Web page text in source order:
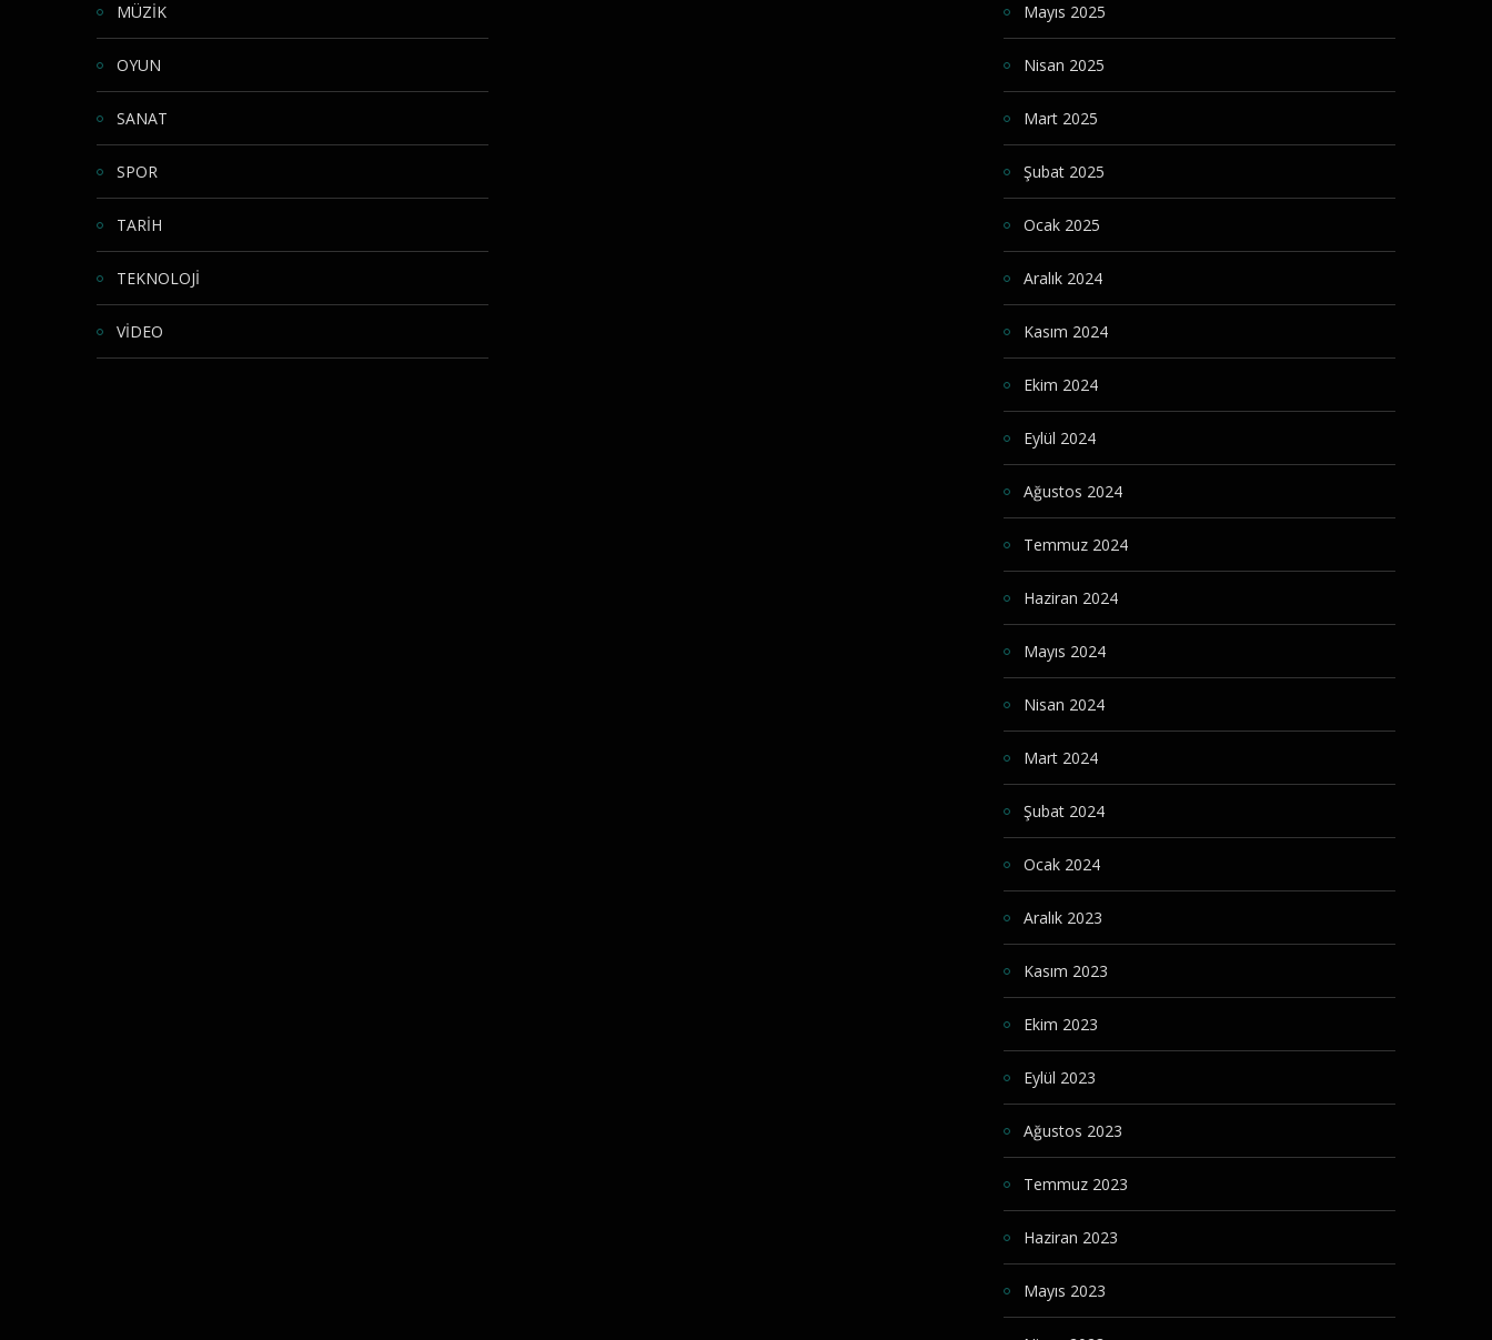
MÜZİK
OYUN
SANAT
SPOR
TARİH
TEKNOLOJİ
VİDEO
Mayıs 2025
Nisan 2025
Mart 2025
Şubat 2025
Ocak 2025
Aralık 2024
Kasım 2024
Ekim 2024
Eylül 2024
Ağustos 2024
Temmuz 2024
Haziran 2024
Mayıs 2024
Nisan 2024
Mart 2024
Şubat 2024
Ocak 2024
Aralık 2023
Kasım 2023
Ekim 2023
Eylül 2023
Ağustos 2023
Temmuz 2023
Haziran 2023
Mayıs 2023